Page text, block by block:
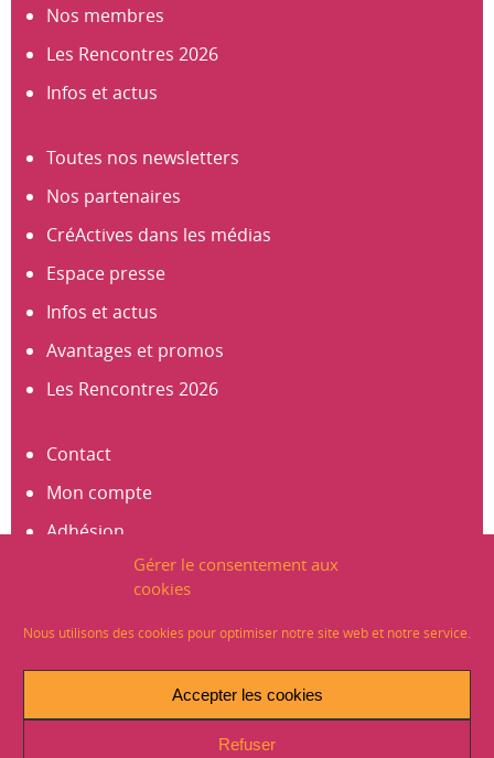
Gérer le consentement aux
cookies
Nous utilisons des cookies pour optimiser notre site web et notre service.
Accepter les cookies
Refuser
Nos membres
Les Rencontres 2026
Infos et actus
Toutes nos newsletters
Nos partenaires
CréActives dans les médias
Espace presse
Infos et actus
Avantages et promos
Les Rencontres 2026
Contact
Mon compte
Adhésion
S’abonner à la newsletter
Mentions légales